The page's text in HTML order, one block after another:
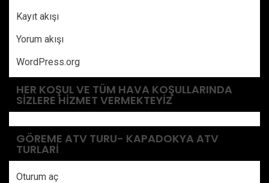
Kayıt akışı
Yorum akışı
WordPress.org
HER KOŞUL VE TÜM HAVA KOŞULLARINDA
SIZLERE HIZMET VERMEKTEYIZ
GÖREME ATV TURU- KAPADOKYA ATV
TURLARI
Oturum aç